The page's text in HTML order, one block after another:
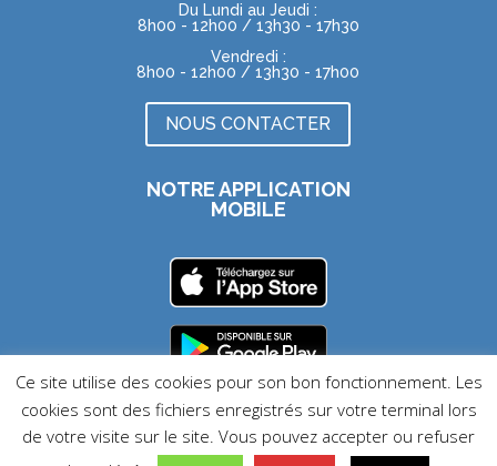
Du Lundi au Jeudi :
8h00 - 12h00 / 13h30 - 17h30
Vendredi :
8h00 - 12h00 / 13h30 - 17h00
NOUS CONTACTER
NOTRE APPLICATION
MOBILE
MENTIONS LÉGALES |DONNÉES PERSONNELLES |SITE
ACCESSIBLE
Ce site utilise des cookies pour son bon fonctionnement. Les
cookies sont des fichiers enregistrés sur votre terminal lors
de votre visite sur le site. Vous pouvez accepter ou refuser